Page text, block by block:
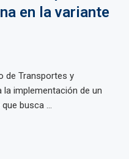
en la variante
de Transportes y
implementación de un
busca ...